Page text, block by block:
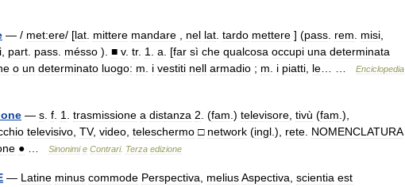
— / met:ere/ [lat mittere mandare nel lat tardo mettere ] (pass rem misi
part pass mésso ). ■ v. tr. 1 a . [far sì che qualcosa occupi una determinata
o un determinato luogo: m i vestiti nell armadio ; m i piatti le
Enciclopedia
— s f 1 trasmissione a distanza 2 . (fam .) televisore tivù (fam .),
televisivo TV, video teleschermo □ network (ingl .), rete NOMENCLATURA
● Sinonimi e Contrari. Terza edizione
— Latine minus commode Perspectiva meliusAspectiva scientia est